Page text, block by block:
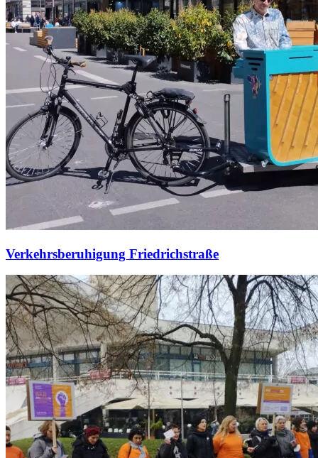
Verkehrsberuhigung Friedrichstraße